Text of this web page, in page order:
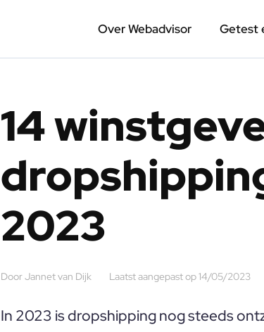
Over Webadvisor Getest
14
2023
DoorJannet van Dijk Laatst aangepast op14/05/2023
In 2023 is dropshipping nog steeds